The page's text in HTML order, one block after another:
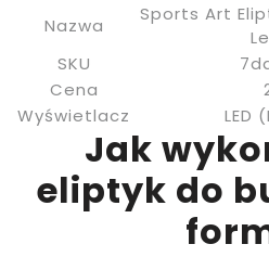
Nazwa
Sports Art
SKU
Cena
Wyświetlacz
LED
Jak
eliptyk do